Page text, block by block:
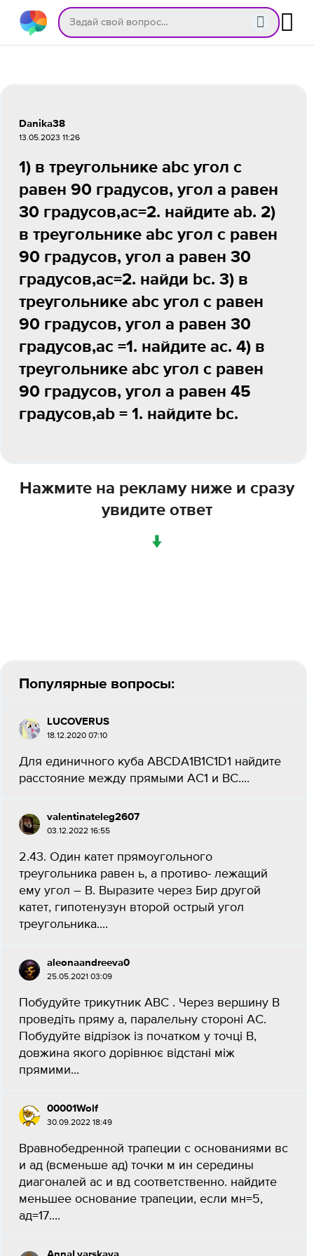
Danika38
13.05.2023 11:26
1) в треугольнике abc угол c
равен 90 градусов, угол a равен
30 градусов,ac=2. найдите ab. 2)
в треугольнике abc угол c равен
90 градусов, угол a равен 30
градусов,ac=2. найди bc. 3) в
треугольнике abc угол c равен
90 градусов, угол a равен 30
градусов,ac =1. найдите ac. 4) в
треугольнике abc угол c равен
90 градусов, угол a равен 45
градусов,ab = 1. найдите bc.
Нажмите на рекламу ниже и сразу
увидите ответ
↓
Популярные вопросы:
LUCOVERUS
18.12.2020 07:10
Для единичного куба ABCDA1B1C1D1 найдите
расстояние между прямыми AC1 и BC....
valentinateleg2607
03.12.2022 16:55
2.43. Один катет прямоугольного
треугольника равен ь, а противо- лежащий
ему угол – В. Выразите через Бир другой
катет, гипотенузун второй острый угол
треугольника....
aleonaandreeva0
25.05.2021 03:09
Побудуйте трикутник ABC . Через вершину B
проведіть пряму a, паралельну стороні AC.
Побудуйте відрізок із початком у точці B,
довжина якого дорівнює відстані між
прямими...
00001Wolf
30.09.2022 18:49
Вравнобедренной трапеции с основаниями вс
и ад (всменьше ад) точки м ин середины
диагоналей ас и вд соответственно. найдите
меньшее основание трапеции, если мн=5,
ад=17....